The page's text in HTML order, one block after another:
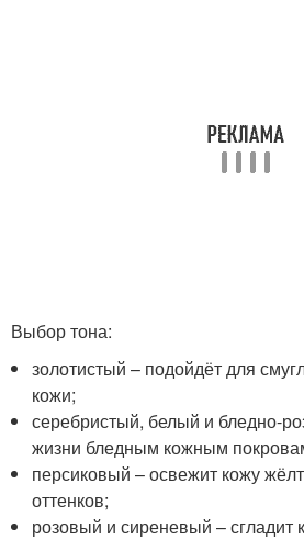
Выбор тона:
золотистый – подойдёт для
кожи;
серебристый, белый и бледно-
жизни бледным кожным
персиковый – освежит кожу
оттенков;
розовый и сиреневый – сгладит